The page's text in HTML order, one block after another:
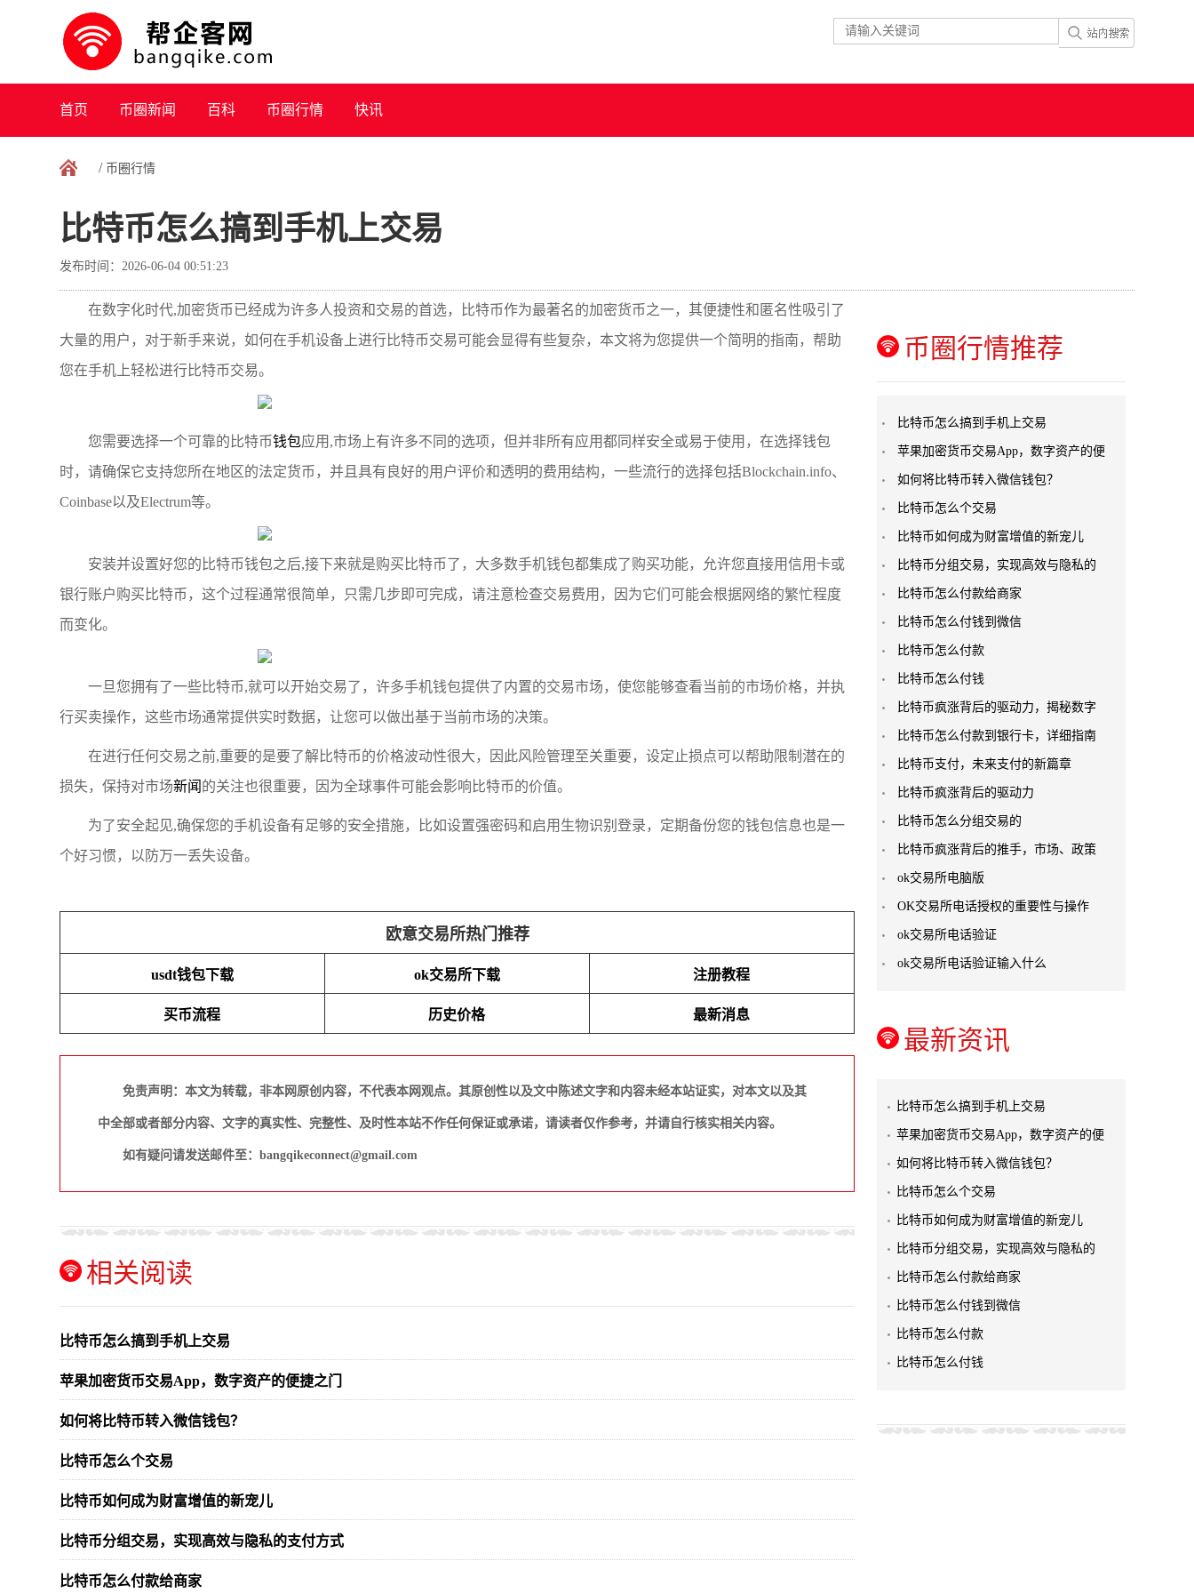
首页 币圈新闻 百科 币圈行情 快讯
/ 币圈行情
比特币怎么搞到手机上交易
发布时间：2026-06-04 00:51:23
在数字化时代,加密货币已经成为许多人投资和交易的首选，比特币作为最著名的加密货币之一，其便捷性和匿名性吸引了
大量的用户，对于新手来说，如何在手机设备上进行比特币交易可能会显得有些复杂，本文将为您提供一个简明的指南，帮助
您在手机上轻松进行比特币交易。
您需要选择一个可靠的比特币钱包应用,市场上有许多不同的选项，但并非所有应用都同样安全或易于使用，在选择钱包
时，请确保它支持您所在地区的法定货币，并且具有良好的用户评价和透明的费用结构，一些流行的选择包括Blockchain.info、
Coinbase以及Electrum等。
安装并设置好您的比特币钱包之后,接下来就是购买比特币了，大多数手机钱包都集成了购买功能，允许您直接用信用卡或
银行账户购买比特币，这个过程通常很简单，只需几步即可完成，请注意检查交易费用，因为它们可能会根据网络的繁忙程度
而变化。
一旦您拥有了一些比特币,就可以开始交易了，许多手机钱包提供了内置的交易市场，使您能够查看当前的市场价格，并执
行买卖操作，这些市场通常提供实时数据，让您可以做出基于当前市场的决策。
在进行任何交易之前,重要的是要了解比特币的价格波动性很大，因此风险管理至关重要，设定止损点可以帮助限制潜在的
损失，保持对市场新闻 的关注也很重要，因为全球事件可能会影响比特币的价值。
为了安全起见,确保您的手机设备有足够的安全措施，比如设置强密码和启用生物识别登录，定期备份您的钱包信息也是一
个好习惯，以防万一丢失设备。
欧意交易所热门推荐
usdt钱包下载 ok交易所下载 注册教程
买币流程 历史价格 最新消息
免责声明：本文为转载，非本网原创内容，不代表本网观点。其原创性以及文中陈述文字和内容未经本站证实，对本文以及其
中全部或者部分内容、文字的真实性、完整性、及时性本站不作任何保证或承诺，请读者仅作参考，并请自行核实相关内容。
如有疑问请发送邮件至：bangqikeconnect@gmail.com
相关阅读
比特币怎么搞到手机上交易
苹果加密货币交易App，数字资产的便捷之门
如何将比特币转入微信钱包？
比特币怎么个交易
比特币如何成为财富增值的新宠儿
比特币分组交易，实现高效与隐私的支付方式
比特币怎么付款给商家
币圈行情推荐
比特币怎么搞到手机上交易
苹果加密货币交易App，数字资产的便
如何将比特币转入微信钱包？
比特币怎么个交易
比特币如何成为财富增值的新宠儿
比特币分组交易，实现高效与隐私的
比特币怎么付款给商家
比特币怎么付钱到微信
比特币怎么付款
比特币怎么付钱
比特币疯涨背后的驱动力，揭秘数字
比特币怎么付款到银行卡，详细指南
比特币支付，未来支付的新篇章
比特币疯涨背后的驱动力
比特币怎么分组交易的
比特币疯涨背后的推手，市场、政策
ok交易所电脑版
OK交易所电话授权的重要性与操作
ok交易所电话验证
ok交易所电话验证输入什么
最新资讯
比特币怎么搞到手机上交易
苹果加密货币交易App，数字资产的便
如何将比特币转入微信钱包？
比特币怎么个交易
比特币如何成为财富增值的新宠儿
比特币分组交易，实现高效与隐私的
比特币怎么付款给商家
比特币怎么付钱到微信
比特币怎么付款
比特币怎么付钱